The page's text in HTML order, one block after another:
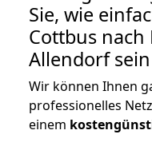
Sie, wie
Cottbus nach
Allendorf
Wir können Ihnen
professionelles
einem